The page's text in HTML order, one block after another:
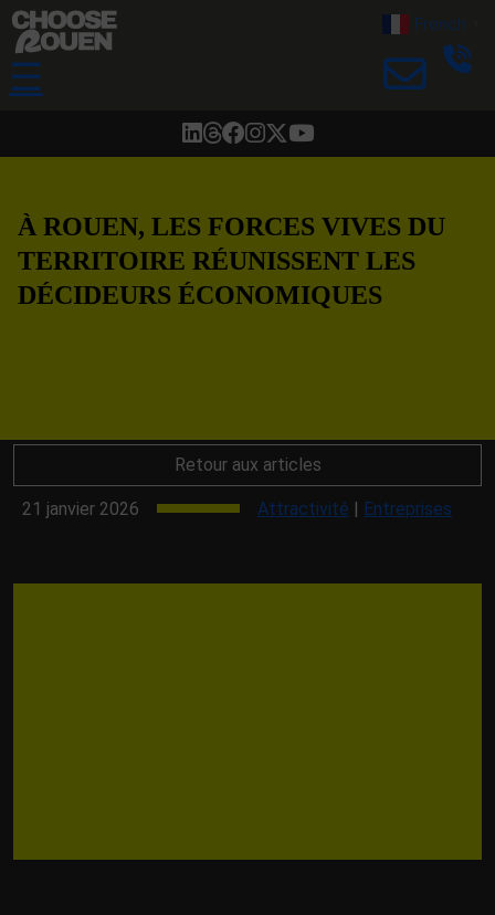
☰
French
À ROUEN, LES FORCES VIVES DU
TERRITOIRE RÉUNISSENT LES
DÉCIDEURS ÉCONOMIQUES
Retour aux articles
21 janvier 2026 Attractivité | Entreprises